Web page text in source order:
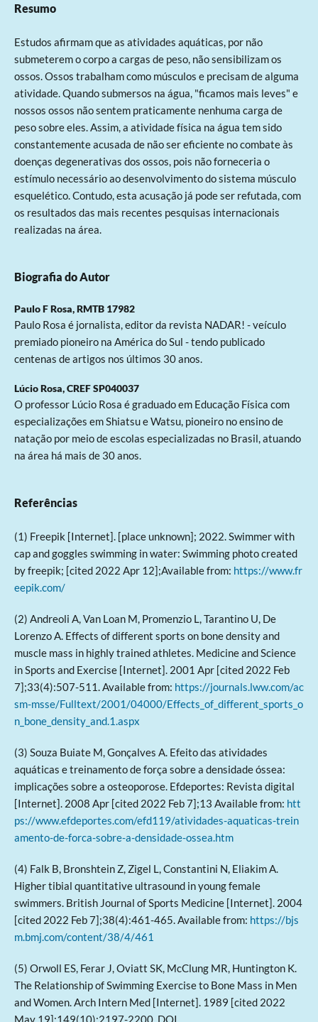
Resumo
Estudos afirmam que as atividades aquáticas, por não
submeterem o corpo a cargas de peso, não sensibilizam os
ossos. Ossos trabalham como músculos e precisam de alguma
atividade. Quando submersos na água, "ficamos mais leves" e
nossos ossos não sentem praticamente nenhuma carga de
peso sobre eles. Assim, a atividade física na água tem sido
constantemente acusada de não ser eficiente no combate às
doenças degenerativas dos ossos, pois não forneceria o
estímulo necessário ao desenvolvimento do sistema músculo
esquelético. Contudo, esta acusação já pode ser refutada, com
os resultados das mais recentes pesquisas internacionais
realizadas na área.
Biografia do Autor
Paulo F Rosa,RMTB 17982
Paulo Rosa é jornalista, editor da revista NADAR! - veículo
premiado pioneiro na América do Sul - tendo publicado
centenas de artigos nos últimos 30 anos.
Lúcio Rosa,CREF SP040037
O professor Lúcio Rosa é graduado em Educação Física com
especializações em Shiatsu e Watsu, pioneiro no ensino de
natação por meio de escolas especializadas no Brasil, atuando
na área há mais de 30 anos.
Referências
(1) Freepik [Internet]. [place unknown]; 2022. Swimmer with
cap and goggles swimming in water: Swimming photo created
by freepik; [cited 2022 Apr 12];Available from: https://www.fr
eepik.com/
(2) Andreoli A, Van Loan M, Promenzio L, Tarantino U, De
Lorenzo A. Effects of different sports on bone density and
muscle mass in highly trained athletes. Medicine and Science
in Sports and Exercise [Internet]. 2001 Apr [cited 2022 Feb
7];33(4):507-511. Available from: https://journals.lww.com/ac
sm-msse/Fulltext/2001/04000/Effects_of_different_sports_o
n_bone_density_and.1.aspx
(3) Souza Buiate M, Gonçalves A. Efeito das atividades
aquáticas e treinamento de força sobre a densidade óssea:
implicações sobre a osteoporose. Efdeportes: Revista digital
[Internet]. 2008 Apr [cited 2022 Feb 7];13 Available from: htt
ps://www.efdeportes.com/efd119/atividades-aquaticas-trein
amento-de-forca-sobre-a-densidade-ossea.htm
(4) Falk B, Bronshtein Z, Zigel L, Constantini N, Eliakim A.
Higher tibial quantitative ultrasound in young female
swimmers. British Journal of Sports Medicine [Internet]. 2004
[cited 2022 Feb 7];38(4):461-465. Available from: https://bjs
m.bmj.com/content/38/4/461
(5) Orwoll ES, Ferar J, Oviatt SK, McClung MR, Huntington K.
The Relationship of Swimming Exercise to Bone Mass in Men
and Women. Arch Intern Med [Internet]. 1989 [cited 2022
May 19];149(10):2197-2200. DOI